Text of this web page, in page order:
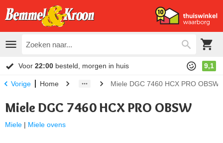
Voor 22:00 besteld, morgen in huis 9,1
Vorige Home Miele DGC 7460 HCX PRO OBSW
Miele DGC 7460 HCX PRO OBSW
Miele | Miele ovens